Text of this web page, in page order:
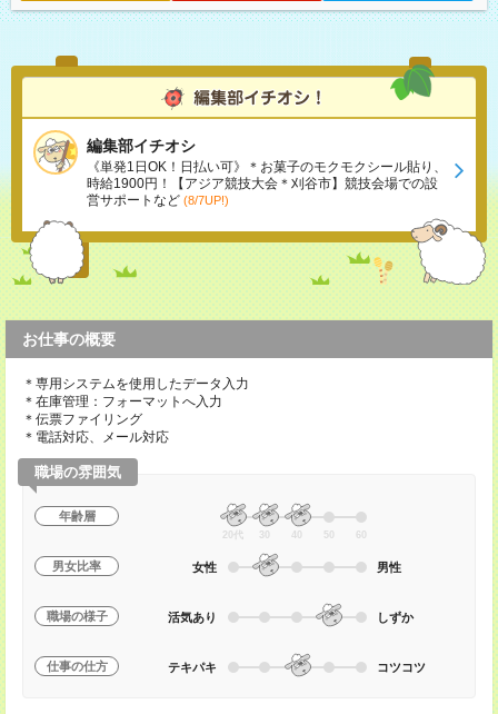
編集部イチオシ
《単発1日OK！日払い可》＊お菓子のモクモクシール貼り、
時給1900円！【アジア競技大会＊刈谷市】競技会場での設
営サポートなど (8/7UP!)
お仕事の概要
＊専用システムを使用したデータ入力
＊在庫管理：フォーマットへ入力
＊伝票ファイリング
＊電話対応、メール対応
職場の雰囲気
年齢層
20代 30 40 50 60
男女比率 女性 男性
職場の様子 活気あり しずか
仕事の仕方 テキパキ コツコツ